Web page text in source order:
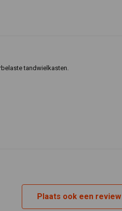
tandwielkasten.
Plaats ook een review